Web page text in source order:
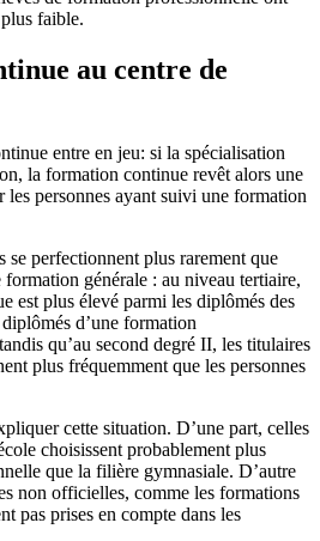
faible.
au centre de
entre en jeu: si la spécialisation
la formation continue revêt alors une
personnes ayant suivi une formation
se perfectionnent plus rarement que
formation générale : au niveau tertiaire,
est plus élevé parmi les diplômés des
d’une formation
qu’au second degré II, les titulaires
plus fréquemment que les personnes
cette situation. D’une part, celles
choisissent probablement plus
que la filière gymnasiale. D’autre
non officielles, comme les formations
pas prises en compte dans les